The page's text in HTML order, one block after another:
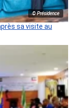
© Présidence
sa visite au